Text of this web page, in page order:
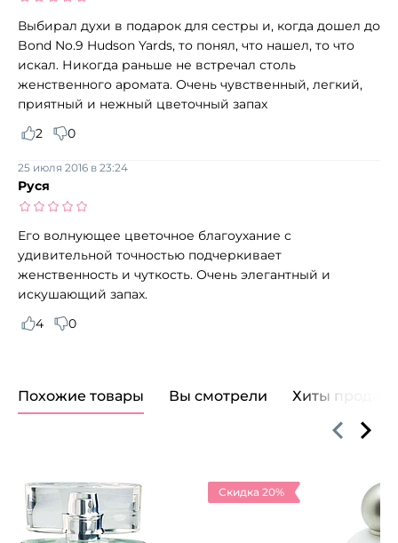
Выбирал духи в подарок для сестры и, когда дошел до
Bond No.9 Hudson Yards, то понял, что нашел, то что
искал. Никогда раньше не встречал столь
женственного аромата. Очень чувственный, легкий,
приятный и нежный цветочный запах
2
0
Руся
25 июля 2016 в 23:24
Его волнующее цветочное благоухание с
удивительной точностью подчеркивает
женственность и чуткость. Очень элегантный и
искушающий запах.
4
0
Похожие товары Вы смотрели Хиты продаж
Скидка 20%